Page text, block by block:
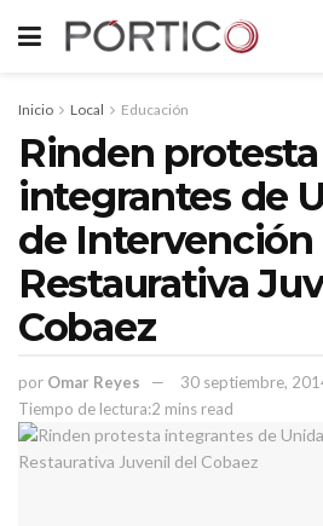
Inicio Local Educación
Rinden protesta
integrantes de
de Intervención
Restaurativa
Cobaez
por Omar Reyes
30 septiembre,
Tiempo de lectura:2 mins read